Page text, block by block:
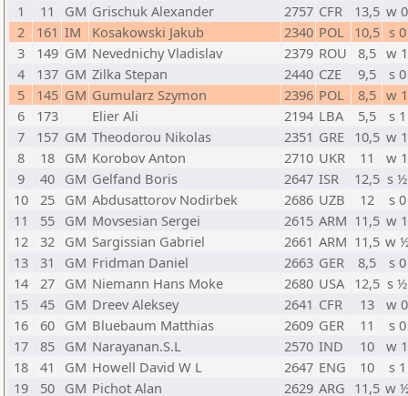
1
11 GM Grischuk Alexander 2757 CFR 13,5 w 0
2
161 IM Kosakowski Jakub 2340 POL 10,5 s 0
3
149 GM Nevednichy Vladislav 2379 ROU 8,5 w 1
4
137 GM Zilka Stepan 2440 CZE 9,5
s 0
5
145 GM Gumularz Szymon 2396 POL 8,5 w 1
6
173 Elier Ali 2194 LBA 5,5
s 1
7
157 GM Theodorou Nikolas 2351 GRE 10,5 w 1
8
18 GM Korobov Anton 2710 UKR 11
w 1
9
40 GM Gelfand Boris 2647 ISR 12,5 s ½
10
25 GM Abdusattorov Nodirbek 2686 UZB 12
s 0
11
55 GM Movsesian Sergei 2615 ARM 11,5 w 1
12
32 GM Sargissian Gabriel 2661 ARM 11,5 w
13
31 GM Fridman Daniel 2663 GER 8,5
s 0
14
27 GM Niemann Hans Moke 2680 USA 12,5 s ½
15
45 GM Dreev Aleksey 2641 CFR 13
w 0
16
60 GM Bluebaum Matthias 2609 GER 11
s 0
17
85 GM Narayanan.S.L 2570 IND 10
w 1
18
41 GM Howell David W L 2647 ENG 10
s 1
19
50 GM Pichot Alan 2629 ARG 11,5 w